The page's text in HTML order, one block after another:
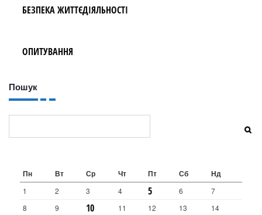
БЕЗПЕКА ЖИТТЄДІЯЛЬНОСТІ
ОПИТУВАННЯ
Пошук
Пн Вт Ср Чт Пт Сб Нд
1 2 3 4 5 6
7
8
9 10 11 12 13
14